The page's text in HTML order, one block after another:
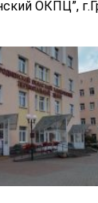
ОКПЦ”,